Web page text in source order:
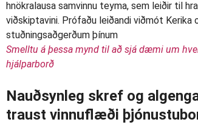
Smelltu á þessa mynd til að sjá dæmi um
hjálparborð
Nauðsynleg skref og
traust vinnuflæði